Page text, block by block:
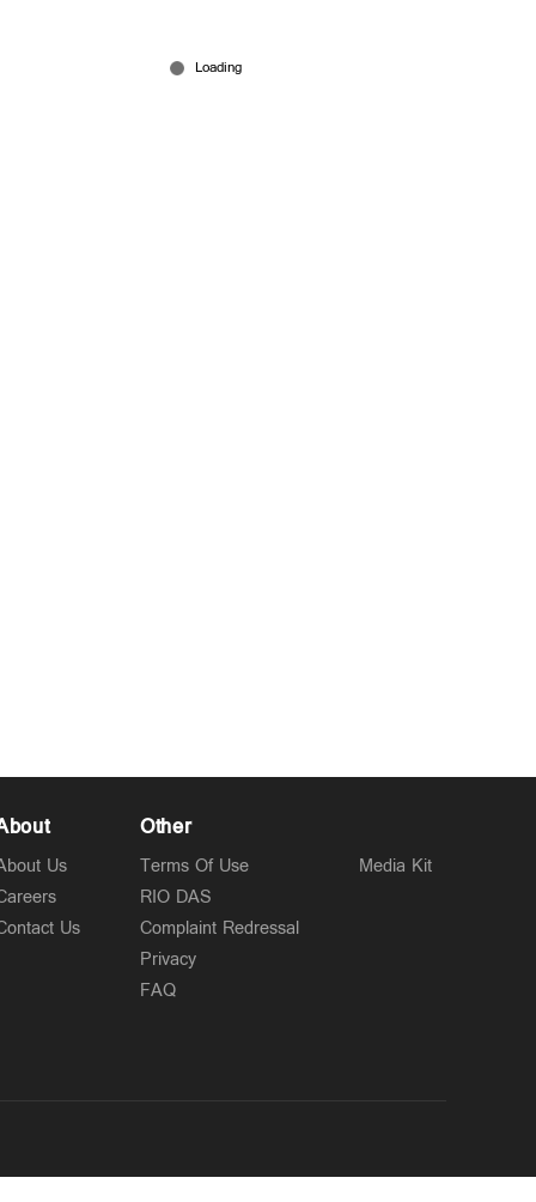
Us
Us
Other
Terms Of Use
RIO DAS
Complaint Redressal
Privacy
FAQ
Media Kit